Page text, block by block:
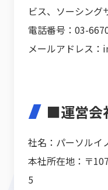
ビス、ソーシング
電話番号：03-
メールアドレス
■運営会
社名：パーソルイ
本社所在地：〒
5